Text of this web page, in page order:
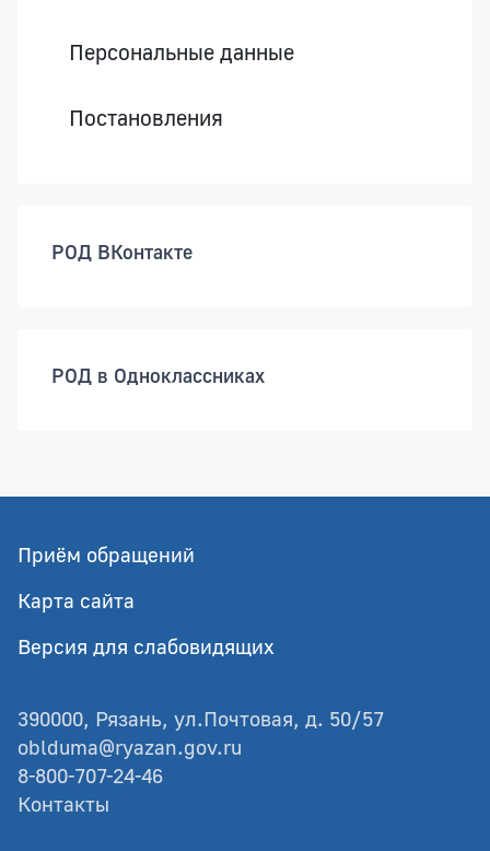
Персональные данные
Постановления
РОД ВКонтакте
РОД в Одноклассниках
Приём обращений
Карта сайта
Версия для слабовидящих
390000, Рязань, ул.Почтовая, д. 50/57
oblduma@ryazan.gov.ru
8-800-707-24-46
Контакты